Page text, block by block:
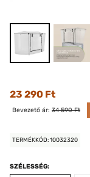
23 290 Ft
Bevezető ár: 34 590 Ft
TERMÉKKÓD: 10032320
SZÉLESSÉG: